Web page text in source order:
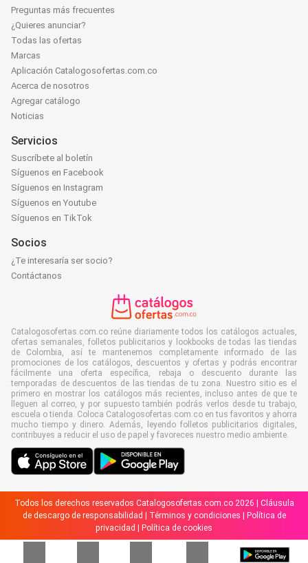
Preguntas más frecuentes
¿Quieres anunciar?
Todas las ofertas
Marcas
Aplicación Catalogosofertas.com.co
Acerca de nosotros
Agregar catálogo
Noticias
Servicios
Suscríbete al boletín
Síguenos en Facebook
Síguenos en Instagram
Síguenos en Youtube
Síguenos en TikTok
Socios
¿Te interesaría ser socio?
Contáctanos
Catalogosofertas.com.co reúne diariamente todos los catálogos actuales,
ofertas semanales, folletos publicitarios y lookbooks de todas las tiendas
de Colombia, así te mantenemos completamente informado de las
promociones de los catálogos, descuentos y ofertas y podrás encontrar
fácilmente una oferta específica, rebaja o descuento durante las
temporadas de descuentos de las tiendas de tu zona. Nuestro sitio es el
primero en mostrar los catálogos más recientes, incluso antes de que te
lleguen al correo, y por supuesto también podrás verlos desde tu trabajo,
escuela o tienda. Coloca Catalogosofertas.com.co en tus favoritos y ahorra
mucho tiempo y dinero. Además, leyendo folletos publicitarios digitales,
contribuyes a reducir el uso de papel y favoreces nuestro medio ambiente.
Todos los derechos reservados Catalogosofertas.com.co 2026 | Cláusula
de descargo de responsabilidad
Términos y condiciones
Política de
privacidad
Política de cookies